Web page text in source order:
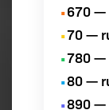
•670—
•70—
•780—
•80—
•890—